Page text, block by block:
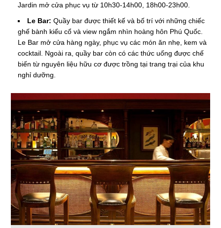
Jardin mở cửa phục vụ từ 10h30-14h00, 18h00-23h00.
Le Bar: Quầy bar được thiết kế và bố trí với những chiếc
ghế bành kiểu cổ và view ngắm nhìn hoàng hôn Phú Quốc.
Le Bar mở cửa hàng ngày, phục vụ các món ăn nhẹ, kem và
cocktail. Ngoài ra, quầy bar còn có các thức uống được chế
biến từ nguyên liệu hữu cơ được trồng tại trang trại của khu
nghỉ dưỡng.